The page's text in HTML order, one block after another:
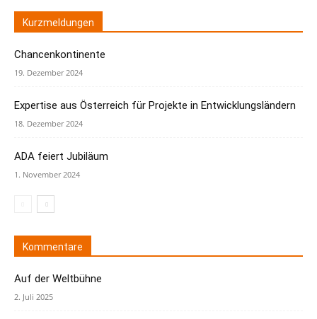
Kurzmeldungen
Chancenkontinente
19. Dezember 2024
Expertise aus Österreich für Projekte in Entwicklungsländern
18. Dezember 2024
ADA feiert Jubiläum
1. November 2024
Kommentare
Auf der Weltbühne
2. Juli 2025